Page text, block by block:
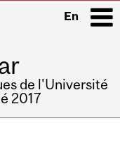
En
de l'Université
2017